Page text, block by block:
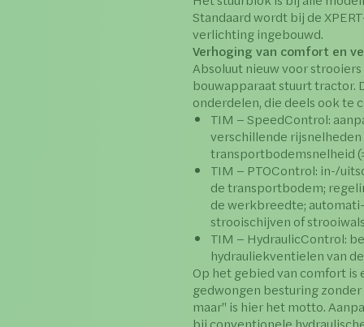
Standaard wordt bij de
verlichting ingebouwd.
Verhoging van comfort en
Absoluut nieuw voor
bouwapparaat stuurt tractor.
onderdelen, die deels ook te
TIM – SpeedControl:
verschillende
transportbodemsnelheid
TIM – PTOControl: in-/
de transportbodem;
de werkbreedte;
strooischijven of
TIM – HydraulicControl:
hydrauliekventielen van
Op het gebied van comfort
gedwongen besturing
maar" is hier het motto.